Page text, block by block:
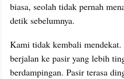
biasa, seolah tidak pernah
detik sebelumnya.
Kami tidak kembali
berjalan ke pasir yang lebih
berdampingan. Pasir terasa